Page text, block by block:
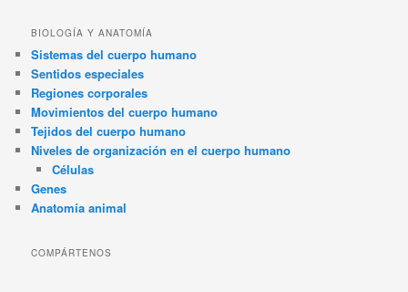
BIOLOGÍA Y ANATOMÍA
Sistemas del cuerpo humano
Sentidos especiales
Regiones corporales
Movimientos del cuerpo humano
Tejidos del cuerpo humano
Niveles de organización en el cuerpo humano
Células
Genes
Anatomía animal
COMPÁRTENOS